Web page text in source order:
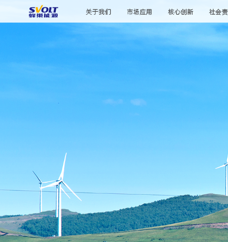
关于我们 市场应用 核心创新 社会